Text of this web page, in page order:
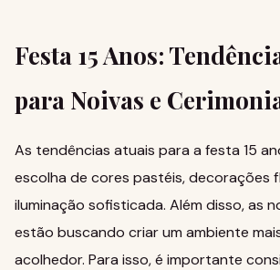
Festa 15 Anos:
para Noivas e
As tendências atuais para a festa 15
escolha de cores pastéis, decorações
iluminação sofisticada. Além disso, as
estão buscando criar um ambiente
acolhedor. Para isso, é importante